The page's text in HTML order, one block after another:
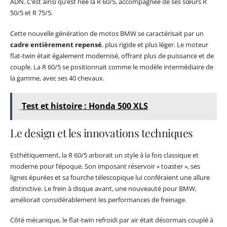
50/5 et R 75/5.
Cette nouvelle génération de motos BMW se caractérisait par un
cadre entièrement repensé, plus rigide et plus léger. Le moteur
flat-twin était également modernisé, offrant plus de puissance et de
couple. La R 60/5 se positionnait comme le modèle intermédiaire de
la gamme, avec ses 40 chevaux.
Test et histoire : Honda 500 XLS
Le design et les innovations techniques
Esthétiquement, la R 60/5 arborait un style à la fois classique et
moderne pour l’époque. Son imposant réservoir « toaster », ses
lignes épurées et sa fourche télescopique lui conféraient une allure
distinctive. Le frein à disque avant, une nouveauté pour BMW,
améliorait considérablement les performances de freinage.
Côté mécanique, le flat-twin refroidi par air était désormais couplé à